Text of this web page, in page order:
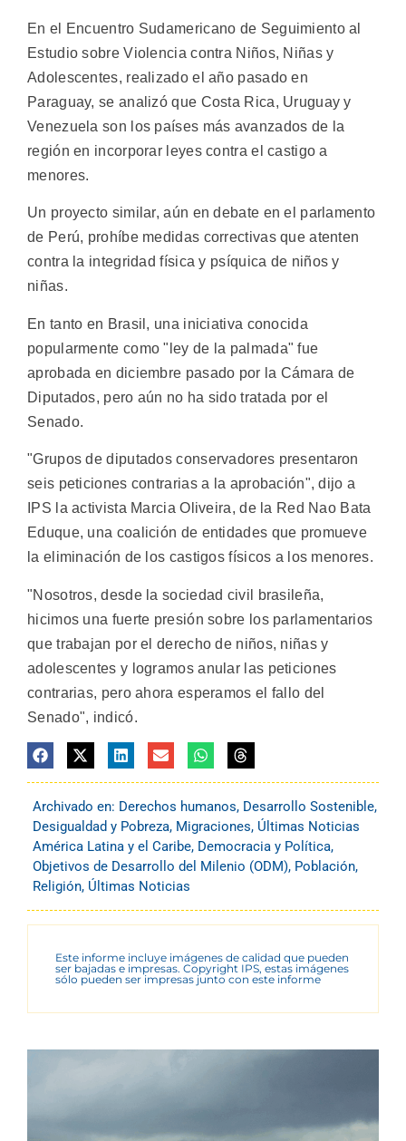
En el Encuentro Sudamericano de Seguimiento al
Estudio sobre Violencia contra Niños, Niñas y
Adolescentes, realizado el año pasado en
Paraguay, se analizó que Costa Rica, Uruguay y
Venezuela son los países más avanzados de la
región en incorporar leyes contra el castigo a
menores.
Un proyecto similar, aún en debate en el parlamento
de Perú, prohíbe medidas correctivas que atenten
contra la integridad física y psíquica de niños y
niñas.
En tanto en Brasil, una iniciativa conocida
popularmente como "ley de la palmada" fue
aprobada en diciembre pasado por la Cámara de
Diputados, pero aún no ha sido tratada por el
Senado.
"Grupos de diputados conservadores presentaron
seis peticiones contrarias a la aprobación", dijo a
IPS la activista Marcia Oliveira, de la Red Nao Bata
Eduque, una coalición de entidades que promueve
la eliminación de los castigos físicos a los menores.
"Nosotros, desde la sociedad civil brasileña,
hicimos una fuerte presión sobre los parlamentarios
que trabajan por el derecho de niños, niñas y
adolescentes y logramos anular las peticiones
contrarias, pero ahora esperamos el fallo del
Senado", indicó.
Archivado en: Derechos humanos, Desarrollo Sostenible,
Desigualdad y Pobreza, Migraciones, Últimas Noticias
América Latina y el Caribe, Democracia y Política,
Objetivos de Desarrollo del Milenio (ODM), Población,
Religión, Últimas Noticias
Este informe incluye imágenes de calidad que pueden
ser bajadas e impresas. Copyright IPS, estas imágenes
sólo pueden ser impresas junto con este informe